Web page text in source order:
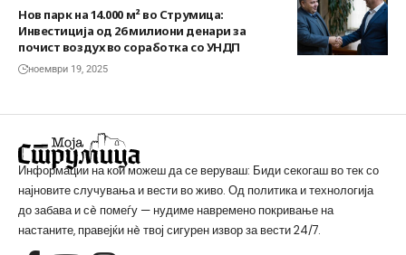
Нов парк на 14.000 м² во Струмица:
Инвестиција од 26 милиони денари за
почист воздух во соработка со УНДП
ноември 19, 2025
Информации на кои можеш да се веруваш: Биди секогаш во тек со
најновите случувања и вести во живо. Од политика и технологија
до забава и сè помеѓу — нудиме навремено покривање на
настаните, правејќи нè твој сигурен извор за вести 24/7.